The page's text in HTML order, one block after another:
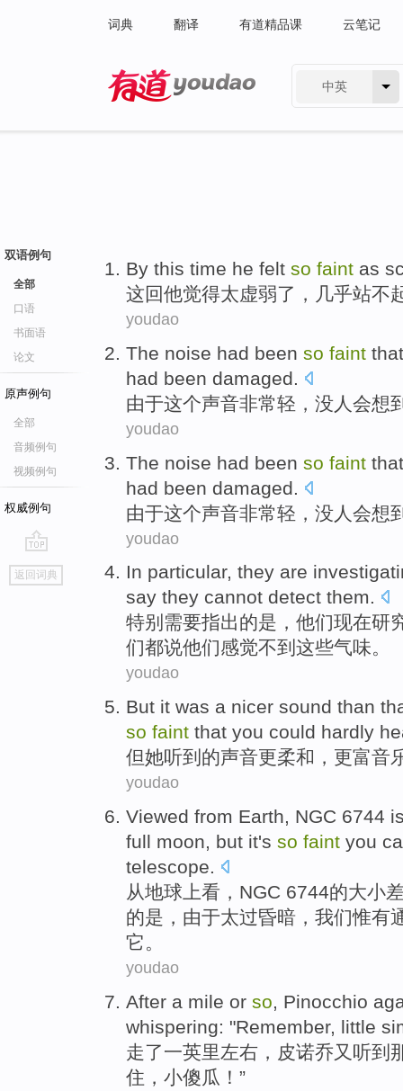
词典 翻译 有道精品课 云笔记
中英
双语例句
全部
口语
书面语
论文
原声例句
全部
音频例句
视频例句
权威例句
go
top
返回词典
By this time he felt so faint as
这回他觉得太虚弱了 ， 几乎站不
youdao
The noise had been so faint
had been damaged.
由于这个声音非常轻 ， 没人 会想
youdao
The noise had been so faint
had been damaged
由于这个声音非常轻 ， 没 人 会想
youdao
In particular, they are
say they cannot detect them.
特别 需要指出的是 ， 他们现在研
们都说他们感觉不到这些气味。
youdao
But it was a nicer sound than
so faint that you could hardly
但她听到的声音更柔和， 更富音
youdao
Viewed from Earth, NGC 6744
full moon, but it's so faint you
telescope.
从地球上看 ， NGC 6744的大小
的是 ，由于太过昏暗 ，我们惟有
它。
youdao
After a mile or so, Pinocchio
whispering: "Remember, little
走了一英里左右， 皮诺乔又 听到
住 ， 小傻瓜！”